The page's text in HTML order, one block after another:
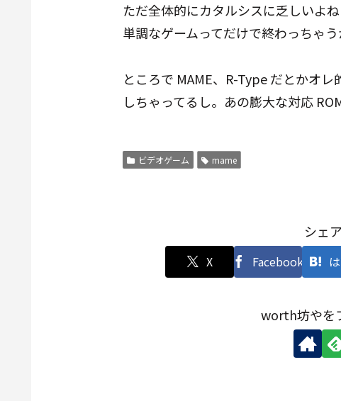
ただ全体的にカタルシスに乏しい
単調なゲームってだけで終わっちゃう
ところで MAME、R-Type だとかオ
しちゃってるし。あの膨大な対応
ビデオゲーム mame
シェ
X Facebook
worth坊やを